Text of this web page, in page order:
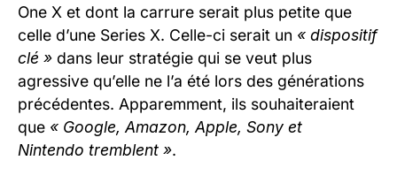
One X et dont la carrure serait plus petite que
celle d’une Series X. Celle-ci serait un « dispositif
clé » dans leur stratégie qui se veut plus
agressive qu’elle ne l’a été lors des générations
précédentes. Apparemment, ils souhaiteraient
que « Google, Amazon, Apple, Sony et
Nintendo tremblent ».